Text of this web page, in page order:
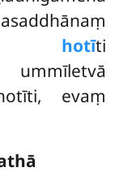
hotīti
evaṃ